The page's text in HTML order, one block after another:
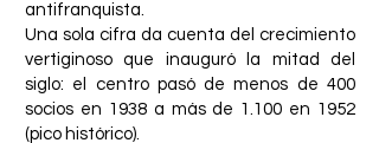
antifranquista.
Una sola cifra da cuenta del crecimiento
vertiginoso que inauguró la mitad del
siglo: el centro pasó de menos de 400
socios en 1938 a más de 1.100 en 1952
(pico histórico).